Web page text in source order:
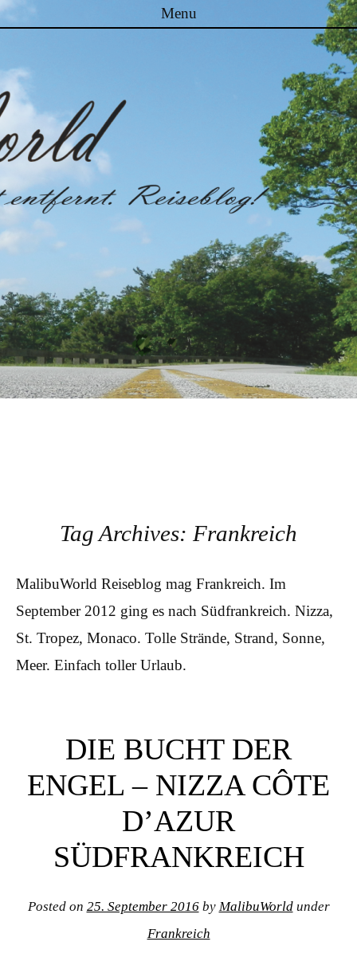
Menu
Malibuworld
Tag Archives: Frankreich
MalibuWorld Reiseblog mag Frankreich. Im
September 2012 ging es nach Südfrankreich. Nizza,
St. Tropez, Monaco. Tolle Strände, Strand, Sonne,
Meer. Einfach toller Urlaub.
DIE BUCHT DER
ENGEL – NIZZA CÔTE
D’AZUR
SÜDFRANKREICH
Posted on 25. September 2016by MalibuWorldunder
Frankreich